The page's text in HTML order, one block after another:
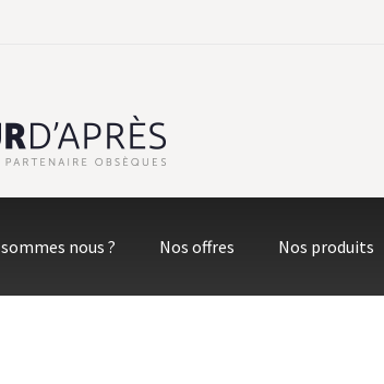
nous ? Nos offres Nos produits